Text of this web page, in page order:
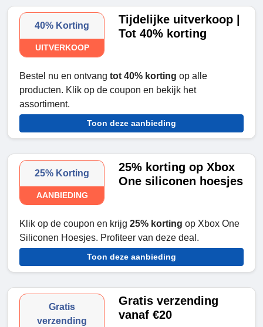
40% Korting
UITVERKOOP
Tijdelijke uitverkoop |
Tot 40% korting
Bestel nu en ontvang tot 40% korting op alle
producten. Klik op de coupon en bekijk het
assortiment.
Toon deze aanbieding
25% Korting
AANBIEDING
25% korting op Xbox
One siliconen hoesjes
Klik op de coupon en krijg 25% korting op Xbox One
Siliconen Hoesjes. Profiteer van deze deal.
Toon deze aanbieding
Gratis
verzending
Gratis verzending
vanaf €20